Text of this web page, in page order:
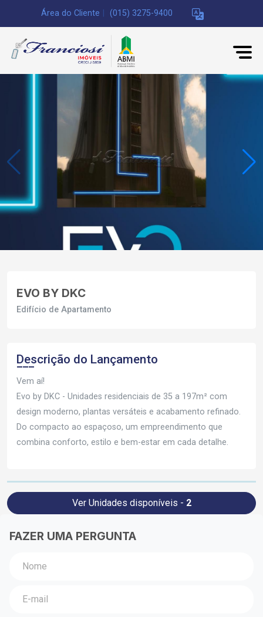
Área do Cliente (015) 3275-9400
EVO BY DKC
Edifício de Apartamento
Descrição do Lançamento
Vem aí!
Evo by DKC - Unidades residenciais de 35 a 197m² com
design moderno, plantas versáteis e acabamento refinado.
Do compacto ao espaçoso, um empreendimento que
combina conforto, estilo e bem-estar em cada detalhe.
Ver Unidades disponíveis - 2
FAZER UMA PERGUNTA